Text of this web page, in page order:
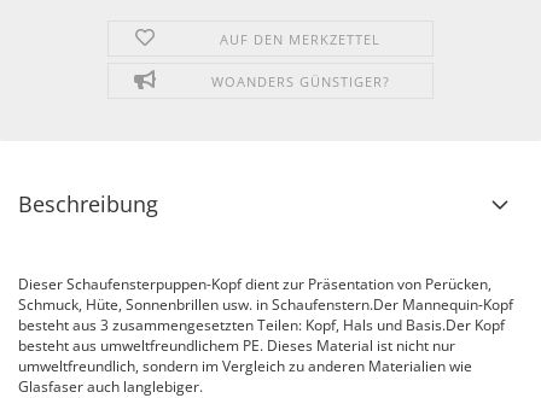
AUF DEN MERKZETTEL
WOANDERS GÜNSTIGER?
Beschreibung
Dieser Schaufensterpuppen-Kopf dient zur Präsentation von Perücken,
Schmuck, Hüte, Sonnenbrillen usw. in Schaufenstern.Der Mannequin-Kopf
besteht aus 3 zusammengesetzten Teilen: Kopf, Hals und Basis.Der Kopf
besteht aus umweltfreundlichem PE. Dieses Material ist nicht nur
umweltfreundlich, sondern im Vergleich zu anderen Materialien wie
Glasfaser auch langlebiger.